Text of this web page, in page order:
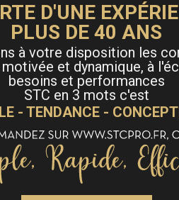
D'UNE
PLUS DE 40 ANS
à votre disposition les
et dynamique, à
besoins et performances
STC en 3 mots c'est
- TENDANCE -